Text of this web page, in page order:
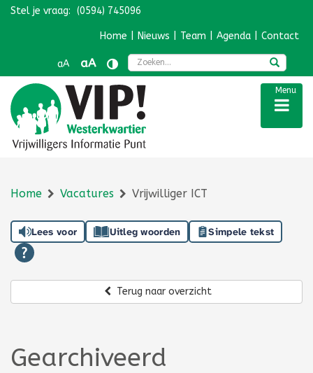
Navigatie overslaan
Stel je vraag: (0594) 745096
Home Nieuws Team Agenda Contact
aA aA
Menu
Home Vacatures Vrijwilliger ICT
Lees voor Uitleg woorden Simpele tekst
Terug naar overzicht
Gearchiveerd